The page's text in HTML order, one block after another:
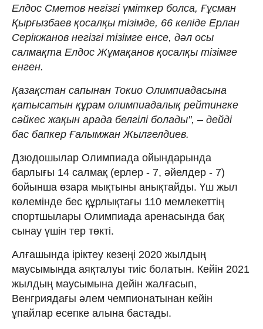
Елдос Сметов негізгі үміткер болса, Ғұсман
Қырғызбаев қосалқы тізімде, 66 келіде Ерлан
Серікжанов негізгі тізімге енсе, дәл осы
салмақта Елдос Жұмақанов қосалқы тізімге
енген.
Қазақстан сапынан Токио Олимпиадасына
қатысатын құрам олимпиадалық рейтингке
сәйкес жақын арада белгілі болады", – дейді
бас бапкер Ғалымжан Жылгелдиев.
Дзюдошылар Олимпиада ойындарында
барлығы 14 салмақ (ерлер - 7, әйелдер - 7)
бойынша өзара мықтыны анықтайды. Үш жыл
көлемінде бес құрлықтағы 110 мемлекеттің
спортшылары Олимпиада аренасында бақ
сынау үшін тер төкті.
Алғашында іріктеу кезеңі 2020 жылдың
маусымында аяқталуы тиіс болатын. Кейін 2021
жылдың маусымына дейін жалғасып,
Венгриядағы әлем чемпионатынан кейін
ұпайлар есепке алына бастады.